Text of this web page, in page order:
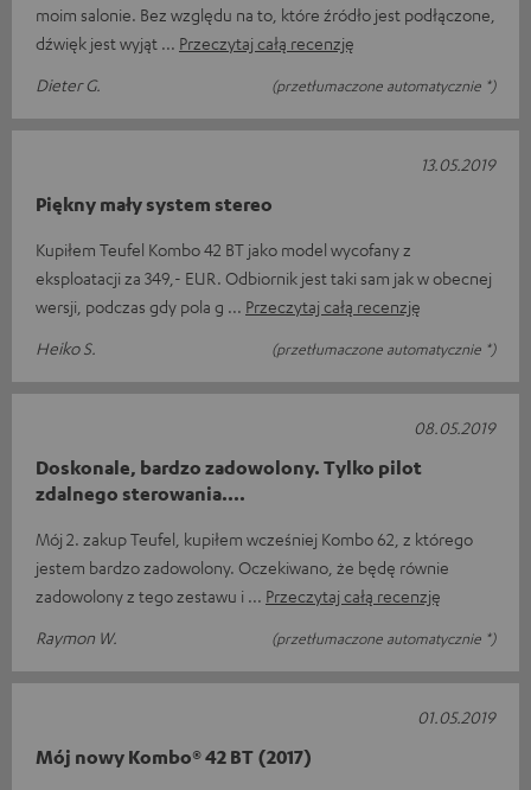
moim salonie. Bez względu na to, które źródło jest podłączone,
dźwięk jest wyjąt
Przeczytaj całą recenzję
Dieter G.
(przetłumaczone automatycznie *)
Piękny mały system stereo
Kupiłem Teufel Kombo 42 BT jako model wycofany z
eksploatacji za 349,- EUR. Odbiornik jest taki sam jak w obecnej
wersji, podczas gdy pola g
Przeczytaj całą recenzję
Heiko S.
(przetłumaczone automatycznie *)
13.05.2019
Doskonale, bardzo zadowolony. Tylko pilot
zdalnego sterowania....
Mój 2. zakup Teufel, kupiłem wcześniej Kombo 62, z którego
jestem bardzo zadowolony. Oczekiwano, że będę równie
zadowolony z tego zestawu i
Przeczytaj całą recenzję
Raymon W.
(przetłumaczone automatycznie *)
08.05.2019
Mój nowy Kombo® 42 BT (2017)
01.05.2019